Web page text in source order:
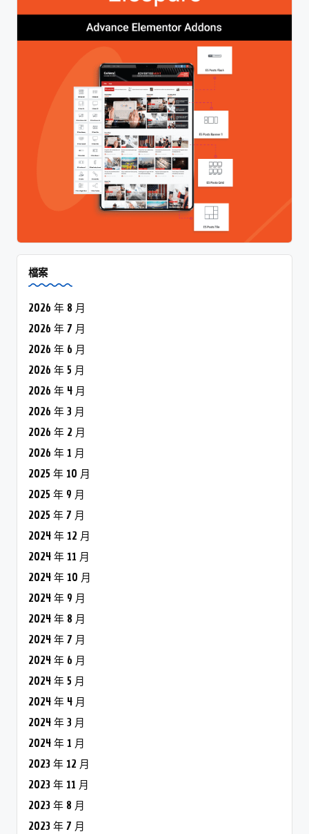
檔案
2026 年 8 月
2026 年 7 月
2026 年 6 月
2026 年 5 月
2026 年 4 月
2026 年 3 月
2026 年 2 月
2026 年 1 月
2025 年 10 月
2025 年 9 月
2025 年 7 月
2024 年 12 月
2024 年 11 月
2024 年 10 月
2024 年 9 月
2024 年 8 月
2024 年 7 月
2024 年 6 月
2024 年 5 月
2024 年 4 月
2024 年 3 月
2024 年 1 月
2023 年 12 月
2023 年 11 月
2023 年 8 月
2023 年 7 月